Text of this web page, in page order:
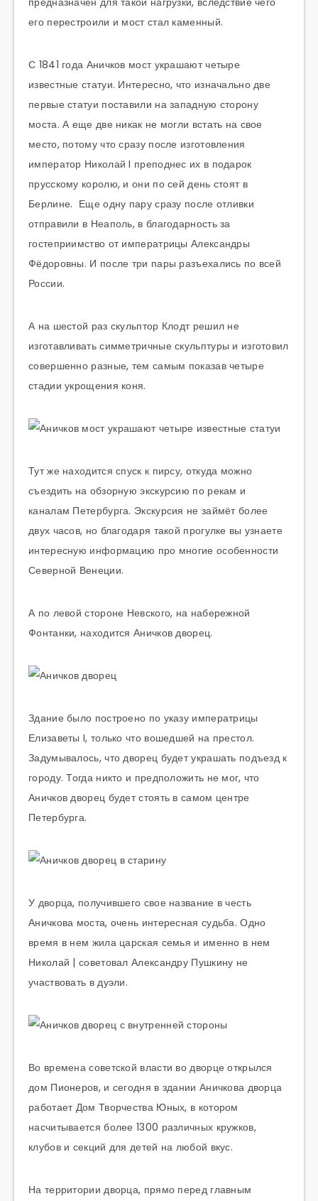
его перестроили и мост стал каменный.
С 1841 года Аничков мост украшают четыре
известные статуи. Интересно, что изначально две
первые статуи поставили на западную сторону
моста. А еще две никак не могли встать на свое
место, потому что сразу после изготовления
император Николай I преподнес их в подарок
прусскому королю, и они по сей день стоят в
Берлине. Еще одну пару сразу после отливки
отправили в Неаполь, в благодарность за
гостеприимство от императрицы Александры
Фёдоровны. И после три пары разъехались по всей
России.
А на шестой раз скульптор Клодт решил не
изготавливать симметричные скульптуры и изготовил
совершенно разные, тем самым показав четыре
стадии укрощения коня.
Тут же находится спуск к пирсу, откуда можно
съездить на обзорную экскурсию по рекам и
каналам Петербурга. Экскурсия не займёт более
двух часов, но благодаря такой прогулке вы узнаете
интересную информацию про многие особенности
Северной Венеции.
А по левой стороне Невского, на набережной
Фонтанки, находится Аничков дворец.
Здание было построено по указу императрицы
Елизаветы I, только что вошедшей на престол.
Задумывалось, что дворец будет украшать подъезд к
городу. Тогда никто и предположить не мог, что
Аничков дворец будет стоять в самом центре
Петербурга.
У дворца, получившего свое название в честь
Аничкова моста, очень интересная судьба. Одно
время в нем жила царская семья и именно в нем
Николай | советовал Александру Пушкину не
участвовать в дуэли.
Во времена советской власти во дворце открылся
дом Пионеров, и сегодня в здании Аничкова дворца
работает Дом Творчества Юных, в котором
насчитывается более 1300 различных кружков,
клубов и секций для детей на любой вкус.
На территории дворца, прямо перед главным